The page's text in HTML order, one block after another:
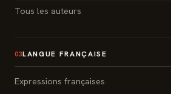
Tous les auteurs
03LANGUE FRANÇAISE
Expressions françaises